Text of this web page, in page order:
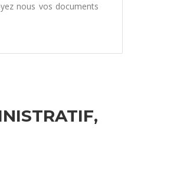
nous vos documents